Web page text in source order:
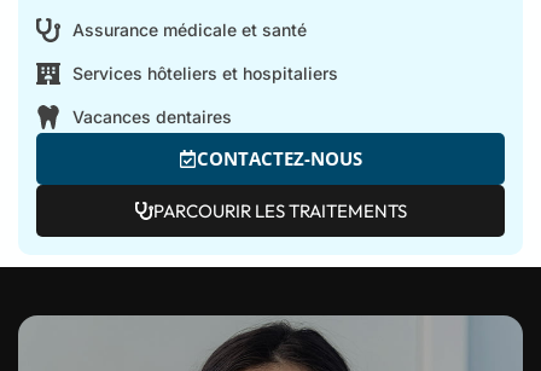
Assurance médicale et santé
Services hôteliers et hospitaliers
Vacances dentaires
CONTACTEZ-NOUS
PARCOURIR LES TRAITEMENTS